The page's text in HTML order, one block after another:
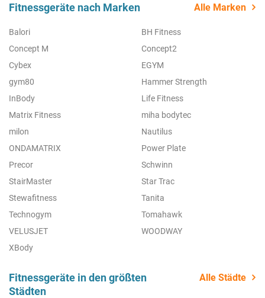
Fitnessgeräte nach Marken Alle Marken
Balori
BH Fitness
Concept M
Concept2
Cybex
EGYM
gym80
Hammer Strength
InBody
Life Fitness
Matrix Fitness
miha bodytec
milon
Nautilus
ONDAMATRIX
Power Plate
Precor
Schwinn
StairMaster
Star Trac
Stewafitness
Tanita
Technogym
Tomahawk
VELUSJET
WOODWAY
XBody
Fitnessgeräte in den größten
Städten
Alle Städte